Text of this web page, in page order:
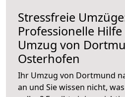
Stressfreie
Professionelle
Umzug von
Osterhofen
Ihr Umzug von Dortmund
an und Sie wissen nicht,